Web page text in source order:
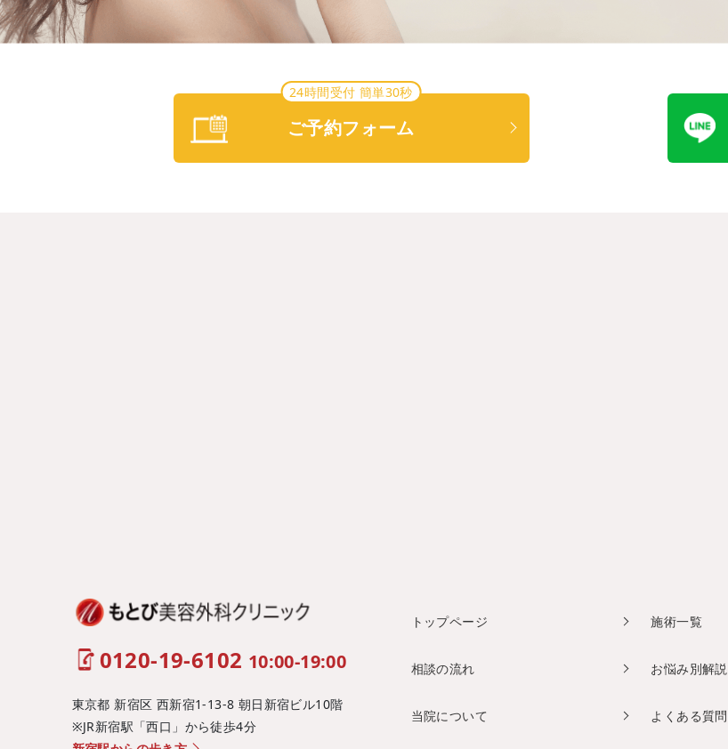
24時間受付 簡単30秒
ご予約フォーム
0120-19-6102 10:00-19:00
東京都 新宿区 西新宿1-13-8 朝日新宿ビル10階
※JR新宿駅「西口」から徒歩4分
トップページ 施術一覧
相談の流れ お悩み別解説
当院について よくある質問